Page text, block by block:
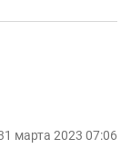
марта 2023 07:06